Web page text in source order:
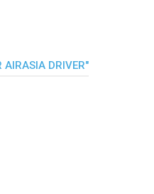
AIRASIA DRIVER"